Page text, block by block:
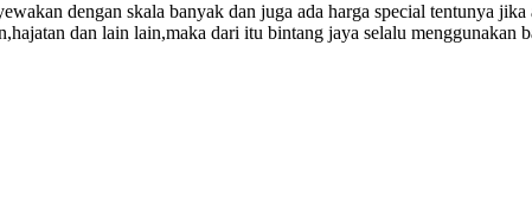
dengan skala banyak dan juga ada harga special tentunya
dan lain lain,maka dari itu bintang jaya selalu menggunakan